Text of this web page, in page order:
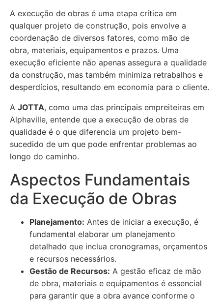
A execução de obras é uma etapa crítica em
qualquer projeto de construção, pois envolve a
coordenação de diversos fatores, como mão de
obra, materiais, equipamentos e prazos. Uma
execução eficiente não apenas assegura a qualidade
da construção, mas também minimiza retrabalhos e
desperdícios, resultando em economia para o cliente.
A JOTTA, como uma das principais empreiteiras em
Alphaville, entende que a execução de obras de
qualidade é o que diferencia um projeto bem-
sucedido de um que pode enfrentar problemas ao
longo do caminho.
Aspectos Fundamentais
da Execução de Obras
Planejamento: Antes de iniciar a execução, é
fundamental elaborar um planejamento
detalhado que inclua cronogramas, orçamentos
e recursos necessários.
Gestão de Recursos: A gestão eficaz de mão
de obra, materiais e equipamentos é essencial
para garantir que a obra avance conforme o